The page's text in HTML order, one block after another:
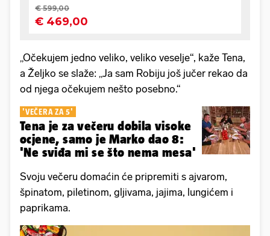
„Očekujem jedno veliko, veliko veselje“, kaže Tena,
a Željko se slaže: „Ja sam Robiju još jučer rekao da
od njega očekujem nešto posebno.“
'VEČERA ZA 5'
Tena je za večeru dobila visoke
ocjene, samo je Marko dao 8:
'Ne sviđa mi se što nema mesa'
Svoju večeru domaćin će pripremiti s ajvarom,
špinatom, piletinom, gljivama, jajima, lungićem i
paprikama.